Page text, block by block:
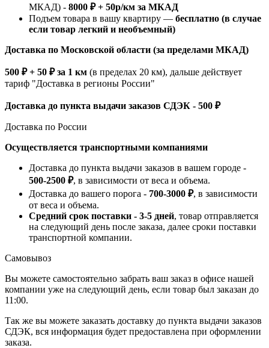
МКАД) - 8000 ₽ + 50р/км за МКАД
Подъем товара в вашу квартиру — бесплатно (в случае
если товар легкий и необъемный)
Доставка по Московской области (за пределами МКАД)
500 ₽ + 50 ₽ за 1 км (в пределах 20 км), дальше действует
тариф "Доставка в регионы России"
Доставка до пункта выдачи заказов СДЭК - 500 ₽
Доставка по России
Осуществляется транспортными компаниями
Доставка до пункта выдачи заказов в вашем городе -
500-2500 ₽, в зависимости от веса и объема.
Доставка до вашего порога - 700-3000 ₽, в зависимости
от веса и объема.
Средний срок поставки - 3-5 дней, товар отправляется
на следующий день после заказа, далее сроки поставки
транспортной компании.
Самовывоз
Вы можете самостоятельно забрать ваш заказ в офисе нашей
компании уже на следующий день, если товар был заказан до
11:00.
Так же вы можете заказать доставку до пункта выдачи заказов
СДЭК, вся информация будет предоставлена при оформлении
заказа.